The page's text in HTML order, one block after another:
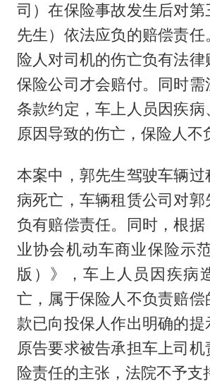
司）在保险事故发生后对第
先生）依法应负的赔偿责任
险人对司机的伤亡负有法律
保险公司才会赔付。同时需
条款约定，车上人员因疾病
原因导致的伤亡，保险人不
本案中，郭先生驾驶车辆过
病死亡，车辆租赁公司对郭
负有赔偿责任。同时，根
业协会机动车商业保险示
版）》，车上人员因疾病
亡，属于保险人不负责赔偿
款已向投保人作出明确的提
原告要求被告承担车上司
险责任的主张，法院不予支